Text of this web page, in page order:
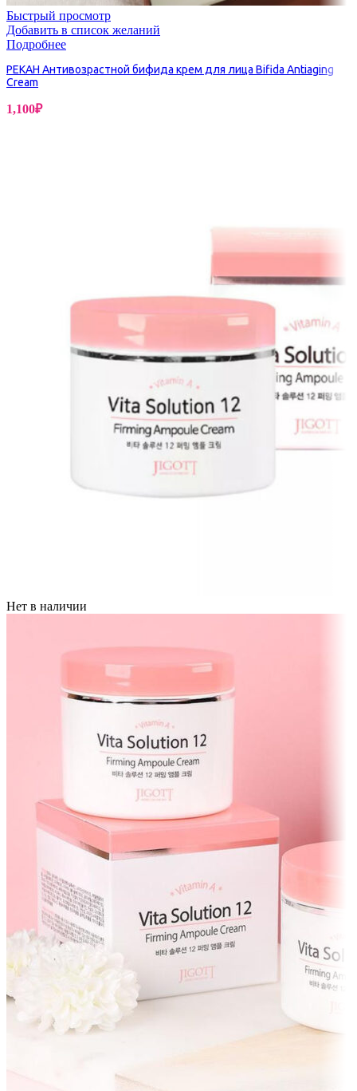
Быстрый просмотр
Добавить в список желаний
Подробнее
PEKAH Антивозрастной бифида крем для лица Bifida Antiaging
Cream
1,100₽
Нет в наличии